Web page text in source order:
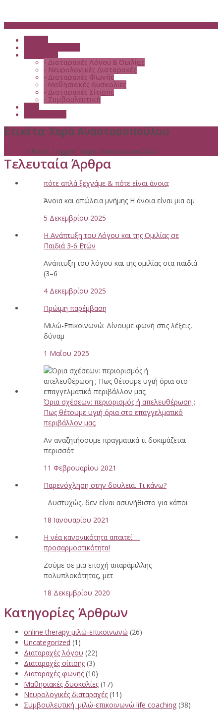
- Διαταραχές Λόγου & Ομιλίας
- Νευρολογικές Διαταραχές
- Διαταραχές Φωνής
- Μαθησιακές Δυσκολίες
- Διαταραχές Σίτισης
- Συμβουλευτική
Ετικέτα: Χαρά Αναστασοπούλου
» Posts Tagged "Χαρά Αναστασοπούλου"
Τελευταία Άρθρα
πότε απλά ξεχνάμε & πότε είναι άνοια;
Άνοια και απώλεια μνήμης Η άνοια είναι μια ομ
5 Δεκεμβρίου 2025
Η Ανάπτυξη του Λόγου και της Ομιλίας σε
Παιδιά 3-6 Ετών
Ανάπτυξη του λόγου και της ομιλίας στα παιδιά
(3–6
4 Δεκεμβρίου 2025
Πρώιμη παρέμβαση
Μιλώ-Επικοινωνώ: Δίνουμε φωνή στις λέξεις,
δύναμ
1 Μαΐου 2025
Όρια σχέσεων: περιορισμός ή απελευθέρωση ;
Πως θέτουμε υγιή όρια στο επαγγελματικό
περιβάλλον μας;
Αν αναζητήσουμε πραγματικά τι δοκιμάζεται
περισσότ
11 Φεβρουαρίου 2021
Παρενόχληση στην δουλειά. Τι κάνω?
Δυστυχώς, δεν είναι ασυνήθιστο για κάποι
18 Ιανουαρίου 2021
Η νέα κανονικότητα απαιτεί …
προσαρμοστικότητα!
Ζούμε σε μια εποχή απαράμιλλης
πολυπλοκότητας, μετ
18 Δεκεμβρίου 2020
Κατηγορίες Άρθρων
online therapy μιλώ-επικοινωνώ (26)
Uncategorized (1)
Διαταραχές λόγου (22)
Διαταραχές σίτισης (3)
Διαταραχές φωνής (10)
Μαθησιακές δυσκολίες (17)
Νευρολογικές διαταραχές (11)
Συμβουλευτική: μιλώ-επικοινωνώ life coaching (38)